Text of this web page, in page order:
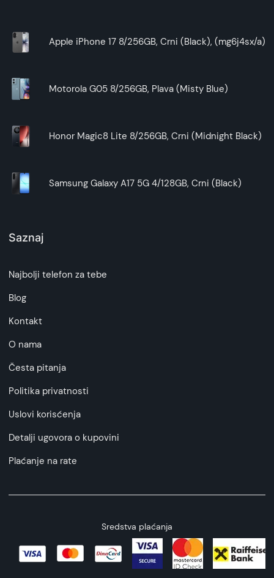
Apple iPhone 17 8/256GB, Crni (Black), (mg6j4sx/a)
Motorola G05 8/256GB, Plava (Misty Blue)
Honor Magic8 Lite 8/256GB, Crni (Midnight Black)
Samsung Galaxy A17 5G 4/128GB, Crni (Black)
Saznaj
Najbolji telefon za tebe
Blog
Kontakt
O nama
Česta pitanja
Politika privatnosti
Uslovi korisćenja
Detalji ugovora o kupovini
Plaćanje na rate
Sredstva plaćanja